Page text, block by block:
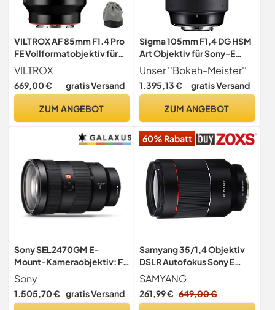
VILTROX AF 85mm F1.4 Pro
FE Vollformatobjektiv für
Sony E-Mount, 85mm f/1.4
Autofokus-Portrait-Prime-
Objektiv, kompatibel mit
a7III a7C FX3 ZVE1 A1 a6600
VILTROX
669,00 € gratis Versand
ZUM ANGEBOT
Sigma 105mm F1,4 DG HSM
Art Objektiv für Sony-E
Objektivbajonett
Unser ''Bokeh-Meister''
1.395,13 € gratis Versand
ZUM ANGEBOT
Sony SEL2470GM E-
Mount-Kameraobjektiv: FE
24–70 mm F2,8 G Master
Vollformat-Standard-
Zoomobjektiv
Sony
1.505,70 € gratis Versand
60% Rabatt
Samyang 35/1,4 Objektiv
DSLR Autofokus Sony E
Vollformat Fotoobjektiv
Lichstärke F1.4,
Weitwinkelobjektiv
SAMYANG
261,99 € 649,00 €